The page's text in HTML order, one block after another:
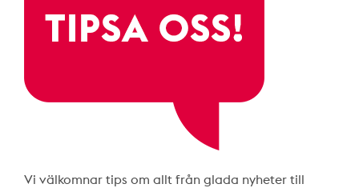
Vi välkomnar tips om allt från glada nyheter till